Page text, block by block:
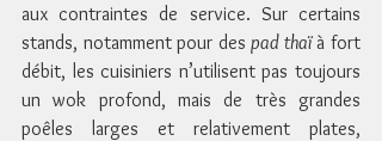
aux contraintes de service. Sur certains
stands, notamment pour des pad thaï à fort
débit, les cuisiniers n’utilisent pas toujours
un wok profond, mais de très grandes
poêles larges et relativement plates,